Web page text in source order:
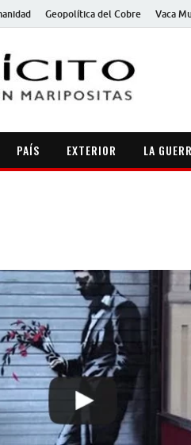
Geopolítica del Cobre Vaca
PAÍS EXTERIOR LA